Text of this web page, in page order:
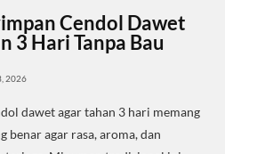
Cendol Dawet
3 Hari Tanpa Bau
2026
dawet agar tahan 3 hari memang
benar agar rasa, aroma, dan